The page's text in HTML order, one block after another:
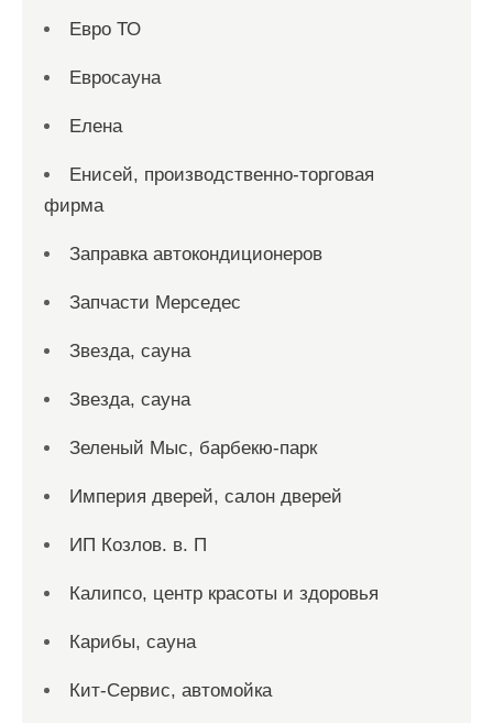
Евро ТО
Евросауна
Елена
Енисей, производственно-торговая
фирма
Заправка автокондиционеров
Запчасти Мерседес
Звезда, сауна
Звезда, сауна
Зеленый Мыс, барбекю-парк
Империя дверей, салон дверей
ИП Козлов. в. П
Калипсо, центр красоты и здоровья
Карибы, сауна
Кит-Сервис, автомойка